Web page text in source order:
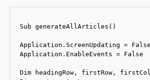
Sub generateAllArticles()
Application.ScreenUpdating = False
Application.EnableEvents = False
Dim headingRow, firstRow,